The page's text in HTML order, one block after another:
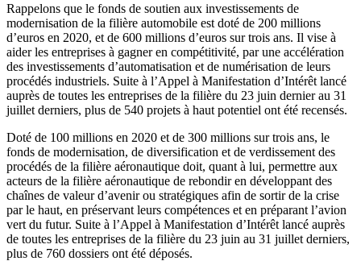
Rappelons que le fonds de soutien aux investissements de
modernisation de la filière automobile est doté de 200 millions
d’euros en 2020, et de 600 millions d’euros sur trois ans. Il vise à
aider les entreprises à gagner en compétitivité, par une accélération
des investissements d’automatisation et de numérisation de leurs
procédés industriels. Suite à l’Appel à Manifestation d’Intérêt lancé
auprès de toutes les entreprises de la filière du 23 juin dernier au 31
juillet derniers, plus de 540 projets à haut potentiel ont été recensés.
Doté de 100 millions en 2020 et de 300 millions sur trois ans, le
fonds de modernisation, de diversification et de verdissement des
procédés de la filière aéronautique doit, quant à lui, permettre aux
acteurs de la filière aéronautique de rebondir en développant des
chaînes de valeur d’avenir ou stratégiques afin de sortir de la crise
par le haut, en préservant leurs compétences et en préparant l’avion
vert du futur. Suite à l’Appel à Manifestation d’Intérêt lancé auprès
de toutes les entreprises de la filière du 23 juin au 31 juillet derniers,
plus de 760 dossiers ont été déposés.